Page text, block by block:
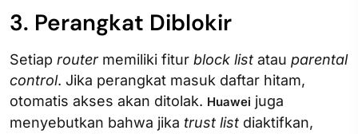
3. Perangkat Diblokir
Setiap routermemiliki fitur block list atau parental
control. Jika perangkat masuk daftar hitam,
otomatis akses akan ditolak. Huawei juga
menyebutkan bahwa jika trust list diaktifkan,